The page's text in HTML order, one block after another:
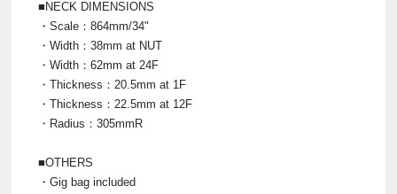
■NECK DIMENSIONS
・Scale：864mm/34"
・Width：38mm at NUT
・Width：62mm at 24F
・Thickness：20.5mm at 1F
・Thickness：22.5mm at 12F
・Radius：305mmR
■OTHERS
・Gig bag included